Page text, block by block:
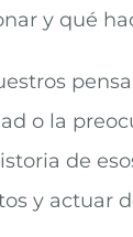
y qué
o la
de
y actuar